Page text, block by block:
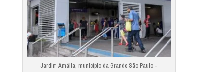
Jardim Amália, município da Grande São Paulo –